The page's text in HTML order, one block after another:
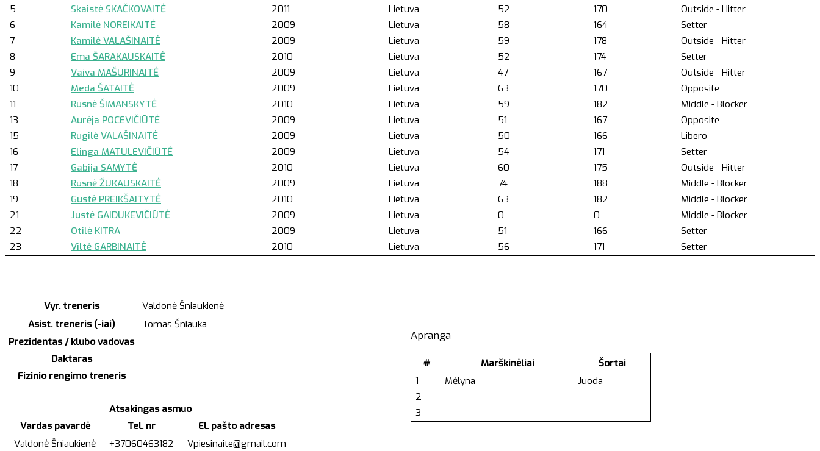
5
Skaistė SKAČKOVAITĖ 2011 Lietuva 52 170
Outside - Hitter
6
Kamilė NOREIKAITĖ 2009 Lietuva 58 164
Setter
7
Kamilė VALAŠINAITĖ 2009 Lietuva 59 178
Outside - Hitter
8
Ema ŠARAKAUSKAITĖ 2010 Lietuva 52 174
Setter
9
Vaiva MAŠURINAITĖ 2009 Lietuva 47 167
Outside - Hitter
10
Meda ŠATAITĖ 2009 Lietuva 63 170
Opposite
11
Rusnė ŠIMANSKYTĖ 2010 Lietuva 59 182
Middle - Blocker
13
Aurėja POCEVIČIŪTĖ 2009 Lietuva 51 167
Opposite
15
Rugilė VALAŠINAITĖ 2009 Lietuva 50 166
Libero
16
Elinga MATULEVIČIŪTĖ 2009 Lietuva 54 171
Setter
17
Gabija SAMYTĖ 2010 Lietuva 60 175
Outside - Hitter
18
Rusnė ŽUKAUSKAITĖ 2009 Lietuva 74 188
Middle - Blocker
19
Gustė PREIKŠAITYTĖ 2010 Lietuva 63 182
Middle - Blocker
21
Justė GAIDUKEVIČIŪTĖ 2009 Lietuva 0 0
Middle - Blocker
22
Otilė KITRA 2009 Lietuva 51 166
Setter
23
Viltė GARBINAITĖ 2010 Lietuva 56 171 Setter
Vyr. treneris
Valdonė Šniaukienė
Asist. treneris (-iai)
Tomas Šniauka
Prezidentas / klubo vadovas
Daktaras
Fizinio rengimo treneris
Atsakingas asmuo
Vardas pavardė
Tel. nr
El. pašto adresas
Valdonė Šniaukienė
+37060463182 Vpiesinaite@gmail.com
Apranga
# Marškinėliai
Šortai
1
Mėlyna
Juoda
2
-
-
3
- -